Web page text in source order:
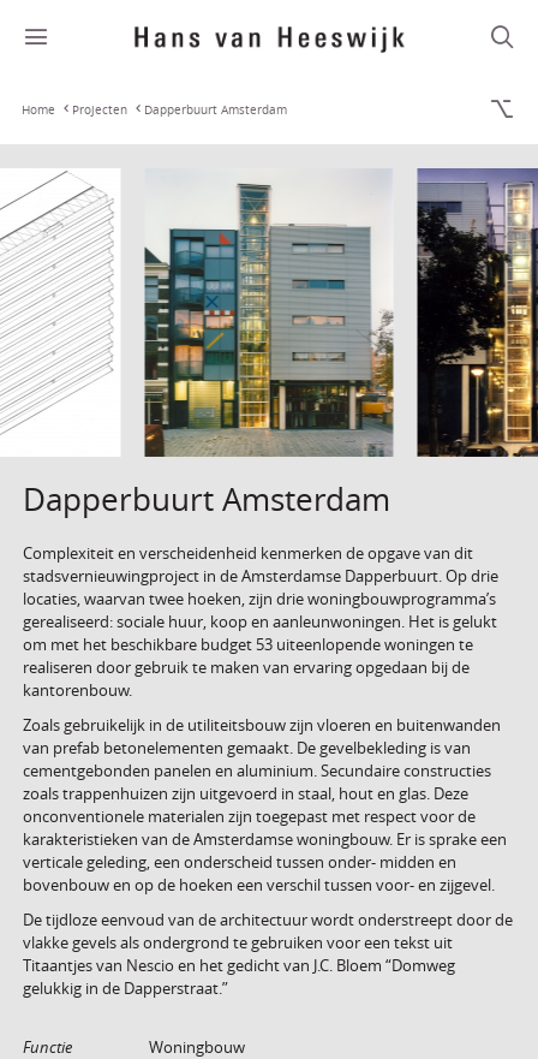
Home Projecten Dapperbuurt Amsterdam
Dapperbuurt Amsterdam
Complexiteit en verscheidenheid kenmerken de opgave van dit
stadsvernieuwingproject in de Amsterdamse Dapperbuurt. Op drie
locaties, waarvan twee hoeken, zijn drie woningbouwprogramma’s
gerealiseerd: sociale huur, koop en aanleunwoningen. Het is gelukt
om met het beschikbare budget 53 uiteenlopende woningen te
realiseren door gebruik te maken van ervaring opgedaan bij de
kantorenbouw.
Zoals gebruikelijk in de utiliteitsbouw zijn vloeren en buitenwanden
van prefab betonelementen gemaakt. De gevelbekleding is van
cementgebonden panelen en aluminium. Secundaire constructies
zoals trappenhuizen zijn uitgevoerd in staal, hout en glas. Deze
onconventionele materialen zijn toegepast met respect voor de
karakteristieken van de Amsterdamse woningbouw. Er is sprake een
verticale geleding, een onderscheid tussen onder- midden en
bovenbouw en op de hoeken een verschil tussen voor- en zijgevel.
De tijdloze eenvoud van de architectuur wordt onderstreept door de
vlakke gevels als ondergrond te gebruiken voor een tekst uit
Titaantjes van Nescio en het gedicht van J.C. Bloem “Domweg
gelukkig in de Dapperstraat.”
Functie
Woningbouw